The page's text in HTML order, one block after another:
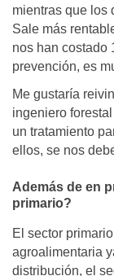
mientras que los
Sale más
nos han costado
prevención, es
Me gustaría
ingeniero
un tratamiento
ellos, se nos
Además de en
primario?
El sector
agroalimentaria
distribución, el